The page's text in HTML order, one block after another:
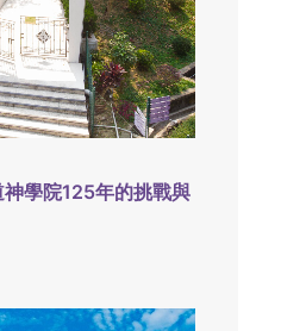
學院125年的挑戰與